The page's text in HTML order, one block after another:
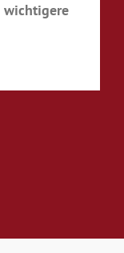
wichtigere